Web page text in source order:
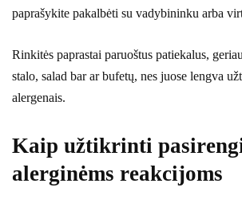
paprašykite pakalbėti su vadybininku arba
Rinkitės paprastai paruoštus patiekalus,
stalo, salad bar ar bufetų, nes juose lengva
alergenais.
Kaip užtikrinti
alerginėms reakcijoms